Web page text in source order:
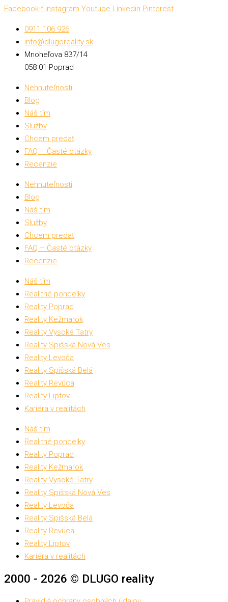
Facebook-f Instagram Youtube Linkedin Pinterest
0911 106 926
info@dlugoreality.sk
Mnoheľova 837/14
058 01 Poprad
Nehnuteľnosti
Blog
Náš tím
Služby
Chcem predať
FAQ – Časté otázky
Recenzie
Nehnuteľnosti
Blog
Náš tím
Služby
Chcem predať
FAQ – Časté otázky
Recenzie
Náš tím
Realitné pondelky
Reality Poprad
Reality Kežmarok
Reality Vysoké Tatry
Reality Spišská Nová Ves
Reality Levoča
Reality Spišská Belá
Reality Revúca
Reality Liptov
Kariéra v realitách
Náš tím
Realitné pondelky
Reality Poprad
Reality Kežmarok
Reality Vysoké Tatry
Reality Spišská Nová Ves
Reality Levoča
Reality Spišská Belá
Reality Revúca
Reality Liptov
Kariéra v realitách
2000 - 2026 © DLUGO reality